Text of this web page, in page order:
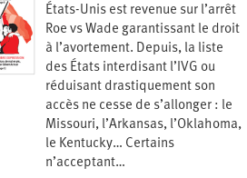
États-Unis est revenue sur l’arrêt
Roe vs Wade garantissant le droit
à l’avortement. Depuis, la liste
des États interdisant l’IVG ou
réduisant drastiquement son
accès ne cesse de s’allonger : le
Missouri, l’Arkansas, l’Oklahoma,
le Kentucky… Certains
n’acceptant…